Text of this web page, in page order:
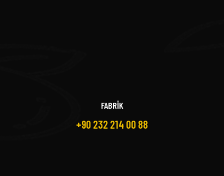
FABRİK
+90 232 214 00 88